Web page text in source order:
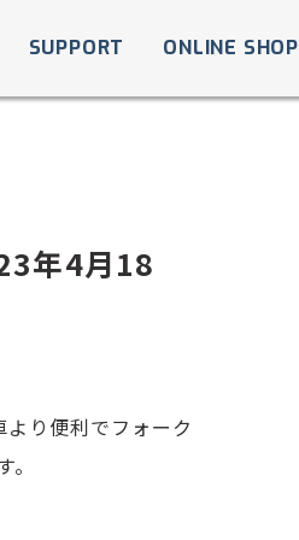
SUPPORT ONLINE SHOP
年4月18
り便利でフォーク